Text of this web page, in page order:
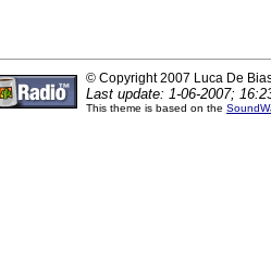
© Copyright 2007 Luca De
Last update: 1-06-2007;
This theme is based on the